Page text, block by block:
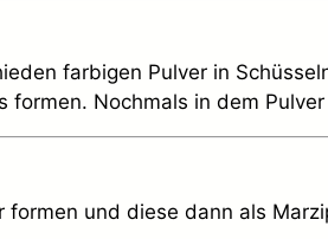
farbigen Pulver in
Nochmals in dem
und diese dann als